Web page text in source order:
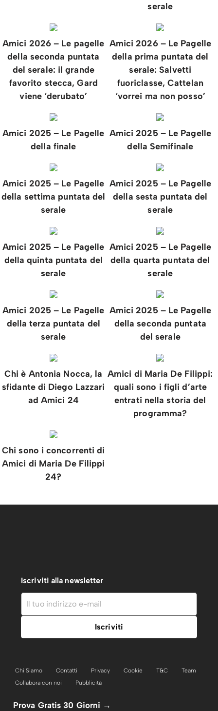
serale
Amici 2026 – Le pagelle
della seconda puntata
del serale: il grande
favorito stecca, Gard
viene ‘derubato’
Amici 2026 – Le Pagelle
della prima puntata del
serale: Salvetti
fuoriclasse, Cattelan
‘vorrei ma non posso’
Amici 2025 – Le Pagelle
della finale
Amici 2025 – Le Pagelle
della Semifinale
Amici 2025 – Le Pagelle
della settima puntata del
serale
Amici 2025 – Le Pagelle
della sesta puntata del
serale
Amici 2025 – Le Pagelle
della quinta puntata del
serale
Amici 2025 – Le Pagelle
della quarta puntata del
serale
Amici 2025 – Le Pagelle
della terza puntata del
serale
Amici 2025 – Le Pagelle
della seconda puntata
del serale
Chi è Antonia Nocca, la
sfidante di Diego Lazzari
ad Amici 24
Amici di Maria De Filippi:
quali sono i figli d’arte
entrati nella storia del
programma?
Chi sono i concorrenti di
Amici di Maria De Filippi
24?
Iscriviti alla newsletter
Chi Siamo Contatti Privacy Cookie T&C
Team
Collabora con noi
Pubblicità
Prova Gratis 30 Giorni →